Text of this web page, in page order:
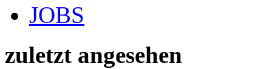
JOBS
zuletzt angesehen